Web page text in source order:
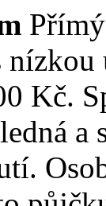
Kč.
a